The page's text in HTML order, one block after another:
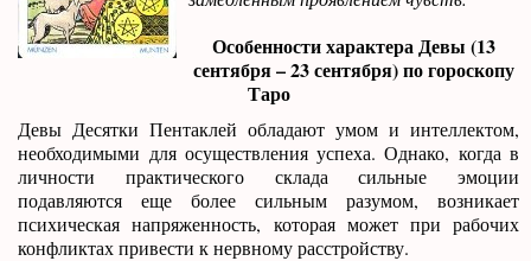
Особенности характера Девы (13
сентября – 23 сентября) по гороскопу
Таро
Девы Десятки Пентаклей обладают умом и интеллектом,
необходимыми для осуществления успеха. Однако, когда в
личности практического склада сильные эмоции
подавляются еще более сильным разумом, возникает
психическая напряженность, которая может при рабочих
конфликтах привести к нервному расстройству.